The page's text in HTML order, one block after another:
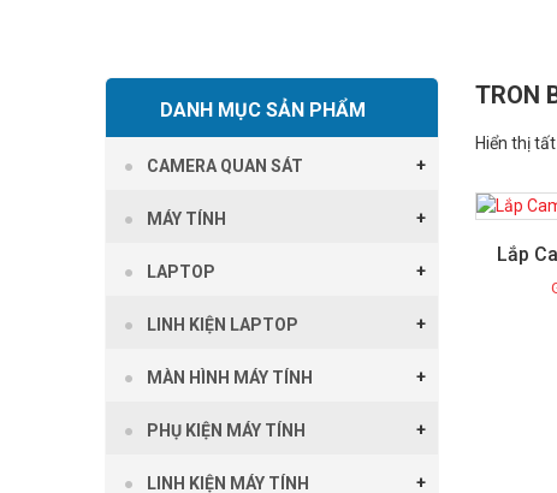
TRON
Hiển thị
Lắp
DANH MỤC SẢN PHẨM
CAMERA QUAN SÁT
MÁY TÍNH
LAPTOP
LINH KIỆN LAPTOP
MÀN HÌNH MÁY TÍNH
PHỤ KIỆN MÁY TÍNH
LINH KIỆN MÁY TÍNH